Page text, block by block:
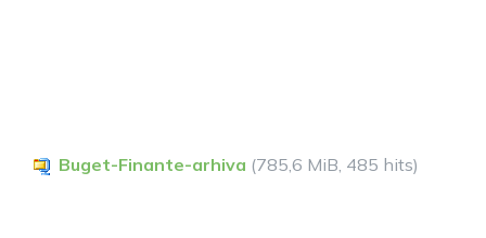
Buget-Finante-arhiva (785,6 MiB, 485 hits)